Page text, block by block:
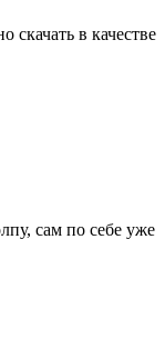
скачать в качестве
сам по себе уже